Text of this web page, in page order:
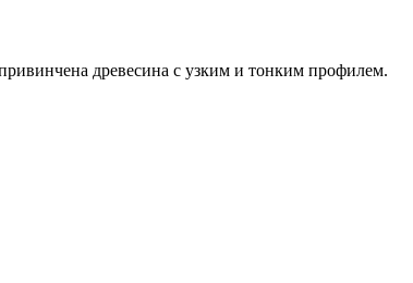
древесина с узким и тонким профилем.